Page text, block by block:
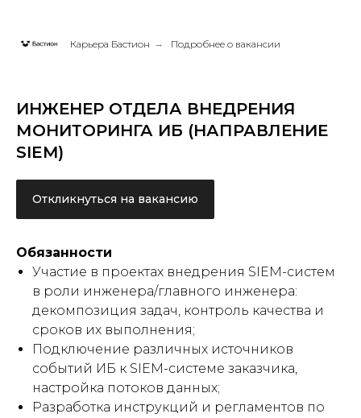
Карьера Бастион → Подробнее о вакансии
ИНЖЕНЕР ОТДЕЛА ВНЕДРЕНИЯ
МОНИТОРИНГА ИБ (НАПРАВЛЕНИЕ
SIEM)
Откликнуться на вакансию
Обязанности
Участие в проектах внедрения SIEM-систем
в роли инженера/главного инженера:
декомпозиция задач, контроль качества и
сроков их выполнения;
Подключение различных источников
событий ИБ к SIEM-системе заказчика,
настройка потоков данных;
Разработка инструкций и регламентов по